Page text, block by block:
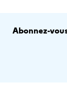
Abonnez-